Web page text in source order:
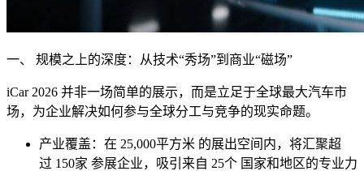
一、 规模之上的深度：从技术“秀场”到商业“磁场”
iCar 2026 并非一场简单的展示，而是立足于全球最大汽车市
场，为企业解决如何参与全球分工与竞争的现实命题。
产业覆盖：在 25,000平方米 的展出空间内，将汇聚超
过 150家 参展企业，吸引来自 25个 国家和地区的专业力